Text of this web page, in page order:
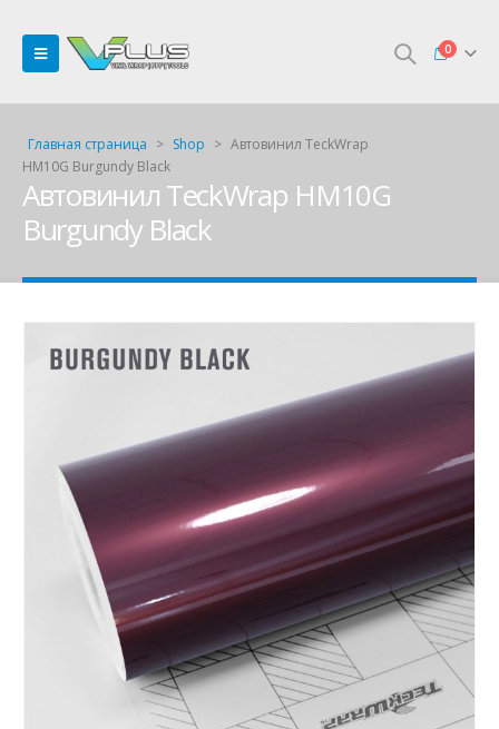
0
Главная страница > Shop > Автовинил TeckWrap
HM10G Burgundy Black
Автовинил TeckWrap HM10G
Burgundy Black